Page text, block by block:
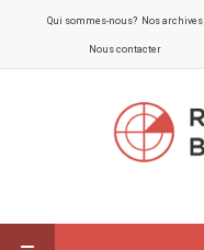
Qui sommes-nous? Nos archives
Nous contacter